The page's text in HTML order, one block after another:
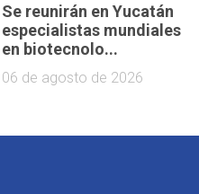
Se reunirán en Yucatán
especialistas mundiales
en biotecnolo...
06 de agosto de 2026